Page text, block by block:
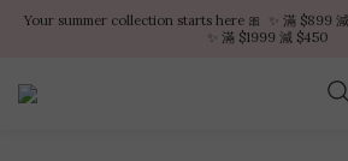
Your summer collection starts here 🎀  ✨ 滿 $899
✨ 滿 $1999 減 $450
Your summer collection starts here 🎀  ✨ 滿 $899
✨ 滿 $1999 減 $450
VIP白金會員全年獨享九折優